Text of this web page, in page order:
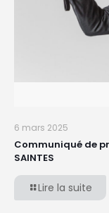
6 mars 2025
Communiqué de
SAINTES
Lire la suite